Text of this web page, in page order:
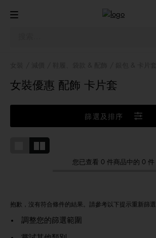
女裝優惠 配飾 卡片套
篩選及排序
您已查看 0 件商品中的 0 件
抱歉，沒有符合條件的結果。請參考以下提示重新篩選
調整您的篩選範圍